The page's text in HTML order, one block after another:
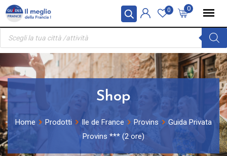
Pannello di gestione dei cookies
Skip
content
0
0
Ricerca
prodotti
Shop
Home Prodotti Ile de France Provins
Guida Privata
Provins *** (2 ore)